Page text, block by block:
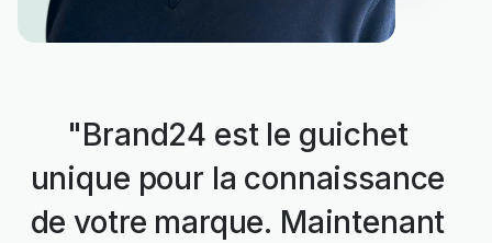
"Brand24 est le guichet
unique pour la connaissance
de votre marque. Maintenant